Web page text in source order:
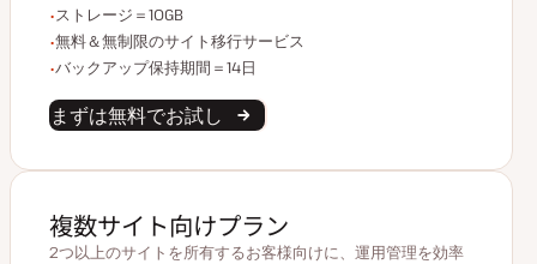
ストレージ容量
ストレージ＝10GB
無制限のサイト移行
無料＆無制限のサイト移行サービス
バックアップデータ保持
バックアップ保持期間＝14日
まずは無料でお試し
複数サイト向けプラン
2つ以上のサイトを所有するお客様向けに、運用管理を効率